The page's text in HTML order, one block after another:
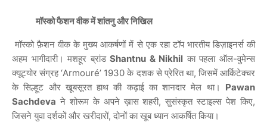
मॉस्को फैशन वीक में शांतनु और निखिल
मॉस्को फ़ैशन वीक के मुख्य आकर्षणों में से एक रहा टॉप भारतीय डिज़ाइनर्स की
अहम भागीदारी। मशहूर ब्रांडShantnu & Nikhil का पहला ऑल-वुमेन्स
क्यूट्योर संग्रह ‘Armouré’ 1930 के दशक से प्रेरित था, जिसमें आर्किटेक्चर
के सिल्हूट और खूबसूरत हाथ की कढ़ाई का शानदार मेल था। Pawan
Sachdeva ने शोरूम के अपने ख़ास शहरी, सुसंस्कृत स्टाइल्स पेश किए,
जिसने युवा दर्शकों और खरीदारों, दोनों का खूब ध्यान आकर्षित किया।